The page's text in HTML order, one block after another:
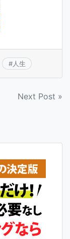
#人生
Next Post »